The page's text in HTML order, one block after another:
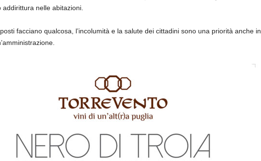
addirittura nelle abitazioni.
facciano qualcosa, l’incolumità e la salute dei cittadini sono una priorità anche in